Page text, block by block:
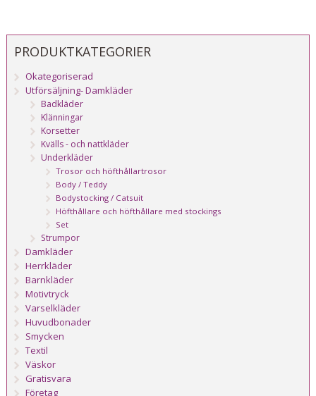
PRODUKTKATEGORIER
Okategoriserad
Utförsäljning- Damkläder
Badkläder
Klänningar
Korsetter
Kvälls - och nattkläder
Underkläder
Trosor och höfthållartrosor
Body / Teddy
Bodystocking / Catsuit
Höfthållare och höfthållare med stockings
Set
Strumpor
Damkläder
Herrkläder
Barnkläder
Motivtryck
Varselkläder
Huvudbonader
Smycken
Textil
Väskor
Gratisvara
Företag